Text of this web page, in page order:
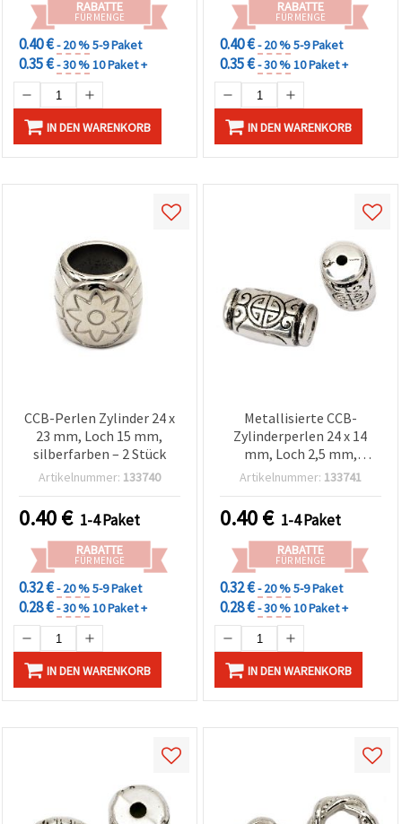
RABATTE
FÜR MENGE
0.40 €- 20 %5-9 Paket
0.35 €- 30 %10 Paket +
IN DEN WARENKORB
RABATTE
FÜR MENGE
0.40 €- 20 %5-9 Paket
0.35 €- 30 %10 Paket +
IN DEN WARENKORB
CCB-Perlen Zylinder 24 x
23 mm, Loch 15 mm,
silberfarben – 2 Stück
Artikelnummer: 133740
0.40€ 1-4 Paket
RABATTE
FÜR MENGE
0.32 €- 20 %5-9 Paket
0.28 €- 30 %10 Paket +
IN DEN WARENKORB
Metallisierte CCB-
Zylinderperlen 24 x 14
mm, Loch 2,5 mm,
silberfarben, 2er-Set, für
Armbänder und Ketten
Artikelnummer: 133741
0.40€ 1-4 Paket
RABATTE
FÜR MENGE
0.32 €- 20 %5-9 Paket
0.28 €- 30 %10 Paket +
IN DEN WARENKORB